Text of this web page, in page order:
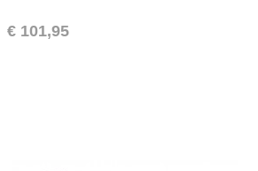
€ 101,95